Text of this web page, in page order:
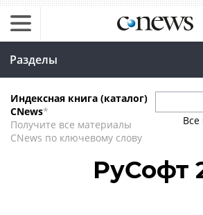
Разделы
Индексная книга (каталог)
CNews*
Получите все материалы
CNews по ключевому слову
Все
РуСофт